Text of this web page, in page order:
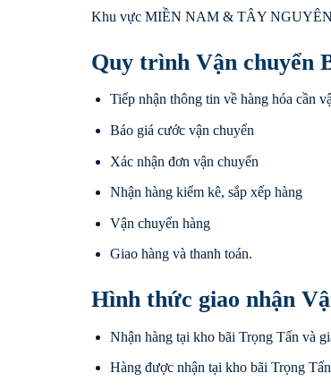
Khu vực MIỀN NAM & TÂY
Quy trình Vận chuyển
Tiếp nhận thông tin về hàng hóa cần
Báo giá cước vận chuyển
Xác nhận đơn vận chuyển
Nhận hàng kiểm kê, sắp xếp hàng
Vận chuyển hàng
Giao hàng và thanh toán.
Hình thức giao nhận
Nhận hàng tại kho bãi Trọng Tấn và
Hàng được nhận tại kho bãi Trọng